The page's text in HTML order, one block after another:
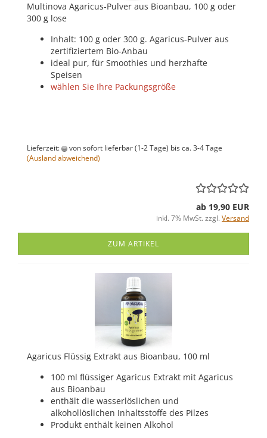
Multinova Agaricus-Pulver aus Bioanbau, 100 g oder
300 g lose
Inhalt: 100 g oder 300 g. Agaricus-Pulver aus
zertifiziertem Bio-Anbau
ideal pur, für Smoothies und herzhafte
Speisen
wählen Sie Ihre Packungsgröße
Lieferzeit:
von sofort lieferbar (1-2 Tage) bis ca. 3-4 Tage
(Ausland abweichend)
ab 19,90 EUR
inkl. 7% MwSt. zzgl. Versand
ZUM ARTIKEL
Agaricus Flüssig Extrakt aus Bioanbau, 100 ml
100 ml flüssiger Agaricus Extrakt mit Agaricus
aus Bioanbau
enthält die wasserlöslichen und
alkohollöslichen Inhaltsstoffe des Pilzes
Produkt enthält keinen Alkohol